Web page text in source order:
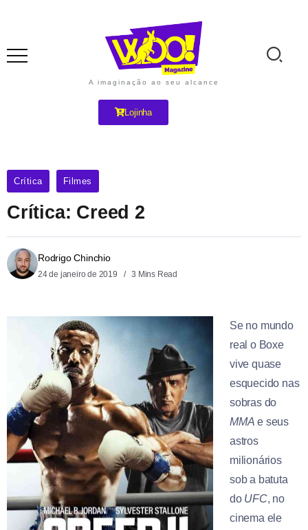
A imaginação ao seu alcance
Lojinha
Crítica Filmes
Crítica: Creed 2
Rodrigo Chinchio
24 de janeiro de 2019 3 Mins Read
Se no mundo
real o Boxe
vive quase
esquecido nas
sobras do
MMA e seus
astros
milionários
sob a batuta
do UFC, no
cinema ele